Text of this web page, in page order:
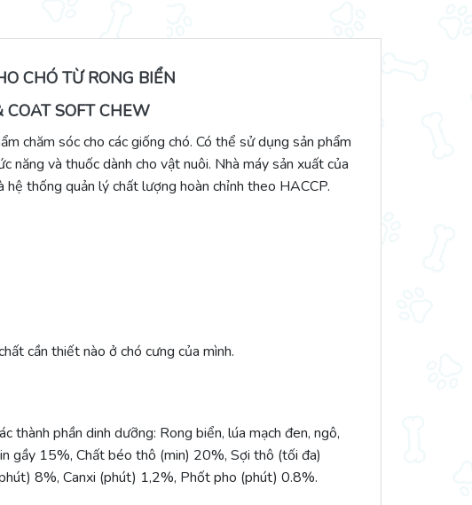
CHÓ TỪ RONG BIỂN
SOFT CHEW
chăm sóc cho các giống chó. Có thể sử dụng sản phẩm
năng và thuốc dành cho vật nuôi. Nhà máy sản xuất của
thống quản lý chất lượng hoàn chỉnh theo HACCP.
cần thiết nào ở chó cưng của mình.
phần dinh dưỡng: Rong biển, lúa mạch đen, ngô,
gầy 15%, Chất béo thô (min) 20%, Sợi thô (tối đa)
8%, Canxi (phút) 1,2%, Phốt pho (phút) 0.8%.